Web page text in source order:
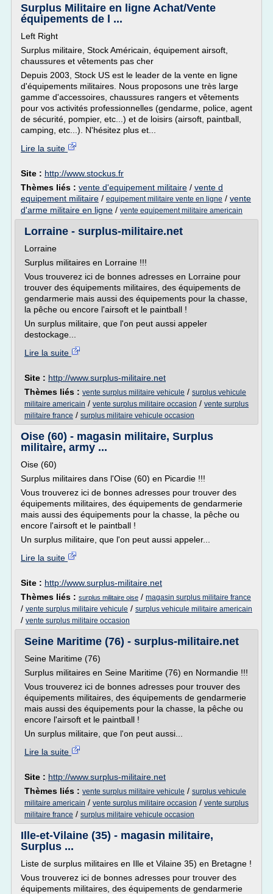
Surplus Militaire en ligne Achat/Vente
équipements de l ...
Left Right
Surplus militaire, Stock Américain, équipement airsoft,
chaussures et vêtements pas cher
Depuis 2003, Stock US est le leader de la vente en ligne
d'équipements militaires. Nous proposons une très large
gamme d'accessoires, chaussures rangers et vêtements
pour vos activités professionnelles (gendarme, police, agent
de sécurité, pompier, etc...) et de loisirs (airsoft, paintball,
camping, etc...). N'hésitez plus et...
Lire la suite
Site : http://www.stockus.fr
Thèmes liés : vente d'equipement militaire / vente d
equipement militaire / equipement militaire vente en ligne / vente
d'arme militaire en ligne / vente equipement militaire americain
Lorraine - surplus-militaire.net
Lorraine
Surplus militaires en Lorraine !!!
Vous trouverez ici de bonnes adresses en Lorraine pour
trouver des équipements militaires, des équipements de
gendarmerie mais aussi des équipements pour la chasse,
la pêche ou encore l'airsoft et le paintball !
Un surplus militaire, que l'on peut aussi appeler
destockage...
Lire la suite
Site : http://www.surplus-militaire.net
Thèmes liés : vente surplus militaire vehicule / surplus vehicule
militaire americain / vente surplus militaire occasion / vente surplus
militaire france / surplus militaire vehicule occasion
Oise (60) - magasin militaire, Surplus
militaire, army ...
Oise (60)
Surplus militaires dans l'Oise (60) en Picardie !!!
Vous trouverez ici de bonnes adresses pour trouver des
équipements militaires, des équipements de gendarmerie
mais aussi des équipements pour la chasse, la pêche ou
encore l'airsoft et le paintball !
Un surplus militaire, que l'on peut aussi appeler...
Lire la suite
Site : http://www.surplus-militaire.net
Thèmes liés : surplus militaire oise / magasin surplus militaire france
/ vente surplus militaire vehicule / surplus vehicule militaire americain
/ vente surplus militaire occasion
Seine Maritime (76) - surplus-militaire.net
Seine Maritime (76)
Surplus militaires en Seine Maritime (76) en Normandie !!!
Vous trouverez ici de bonnes adresses pour trouver des
équipements militaires, des équipements de gendarmerie
mais aussi des équipements pour la chasse, la pêche ou
encore l'airsoft et le paintball !
Un surplus militaire, que l'on peut aussi...
Lire la suite
Site : http://www.surplus-militaire.net
Thèmes liés : vente surplus militaire vehicule / surplus vehicule
militaire americain / vente surplus militaire occasion / vente surplus
militaire france / surplus militaire vehicule occasion
Ille-et-Vilaine (35) - magasin militaire,
Surplus ...
Liste de surplus militaires en Ille et Vilaine 35) en Bretagne !
Vous trouverez ici de bonnes adresses pour trouver des
équipements militaires, des équipements de gendarmerie